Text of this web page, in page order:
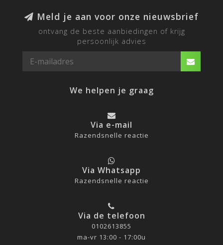
Meld je aan voor onze nieuwsbrief
ontvang de beste aanbiedingen of krijg
persoonlijk advies
We helpen je graag
Via e-mail
Razendsnelle reactie
Via Whatsapp
Razendsnelle reactie
Via de telefoon
0102613855
ma-vr 13:00 - 17:00u